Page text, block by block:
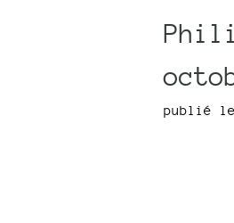
publié